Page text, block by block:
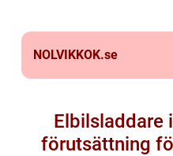
NOLVIKKOK.se
Elbilsladdare
förutsättning